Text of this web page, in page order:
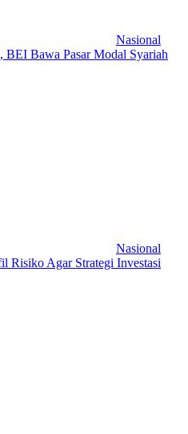
Nasional
BEI Bawa Pasar Modal Syariah
Nasional
Risiko Agar Strategi Investasi